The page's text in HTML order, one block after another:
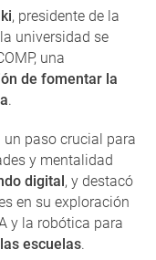
, presidente de la
universidad se
una
de fomentar la
.
paso crucial para
y mentalidad
digital, y destacó
en su exploración
y la robótica para
escuelas.